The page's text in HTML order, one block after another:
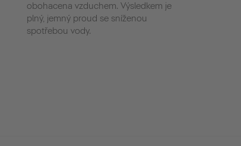
obohacena vzduchem. Výsledkem je
plný, jemný proud se sníženou
spotřebou vody.